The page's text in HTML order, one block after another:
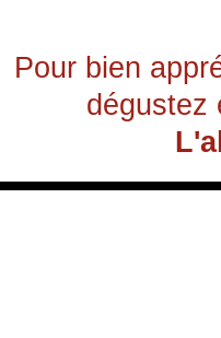
Pour bien
dégustez